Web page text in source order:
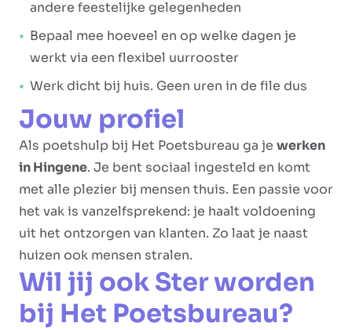
andere feestelijke gelegenheden
Bepaal mee hoeveel en op welke dagen je
werkt via een flexibel uurrooster
Werk dicht bij huis. Geen uren in de file dus
Jouw profiel
Als poetshulp bij Het Poetsbureau ga je werken
in Hingene. Je bent sociaal ingesteld en komt
met alle plezier bij mensen thuis. Een passie voor
het vak is vanzelfsprekend: je haalt voldoening
uit het ontzorgen van klanten. Zo laat je naast
huizen ook mensen stralen.
Wil jij ook Ster worden
bij Het Poetsbureau?